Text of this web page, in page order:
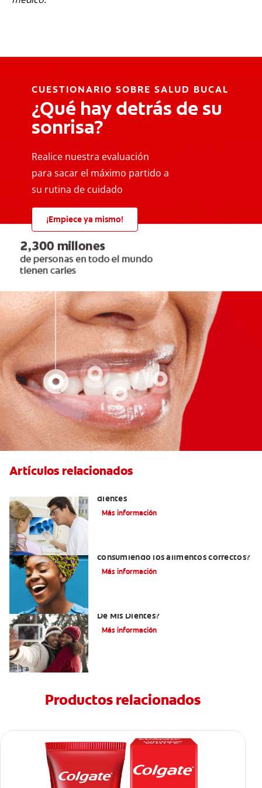
CUESTIONARIO SOBRE SALUD BUCAL
¿Qué hay detrás de su
sonrisa?
Realice nuestra evaluación
para sacar el máximo partido a
su rutina de cuidado
¡Empiece ya mismo!
Artículos relacionados
dientes
Más información
consumiendo los alimentos correctos?
Más información
De Mis Dientes?
Más información
Productos relacionados